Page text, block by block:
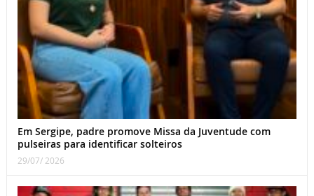
Em Sergipe, padre promove Missa da Juventude com
pulseiras para identificar solteiros
29/07/ 2026